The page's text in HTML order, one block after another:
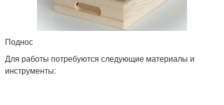
Поднос
Для работы потребуются следующие материалы и
инструменты: